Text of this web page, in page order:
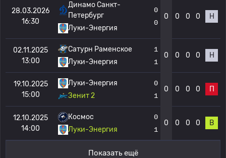
28.03.2026
16:30
Динамо Санкт-
Петербург
Луки-Энергия
0
0
0 0 0 0 Н
02.11.2025
13:00
Сатурн Раменское
Луки-Энергия
1
1
0 0 0 0 Н
19.10.2025
15:00
Луки-Энергия
Зенит 2
0
1
0 0 0 0 П
12.10.2025
14:00
Космос
Луки-Энергия
0
1
0 0 0 0 В
Показать ещё